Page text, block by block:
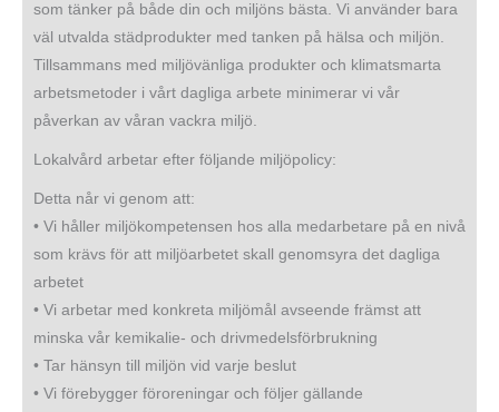
som tänker på både din och miljöns bästa. Vi använder bara
väl utvalda städprodukter med tanken på hälsa och miljön.
Tillsammans med miljövänliga produkter och klimatsmarta
arbetsmetoder i vårt dagliga arbete minimerar vi vår
påverkan av våran vackra miljö.
Lokalvård arbetar efter följande miljöpolicy:
Detta når vi genom att:
• Vi håller miljökompetensen hos alla medarbetare på en nivå
som krävs för att miljöarbetet skall genomsyra det dagliga
arbetet
• Vi arbetar med konkreta miljömål avseende främst att
minska vår kemikalie- och drivmedelsförbrukning
• Tar hänsyn till miljön vid varje beslut
• Vi förebygger föroreningar och följer gällande